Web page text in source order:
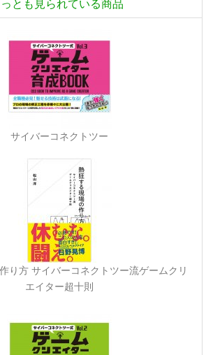
っとも見られている商品
サイバーコネクトツー
り方 サイバーコネクトツー流ゲームクリ
エイター超十則